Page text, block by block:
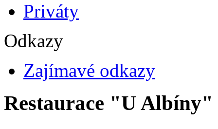
Priváty
Odkazy
Zajímavé odkazy
Restaurace "U Albíny"